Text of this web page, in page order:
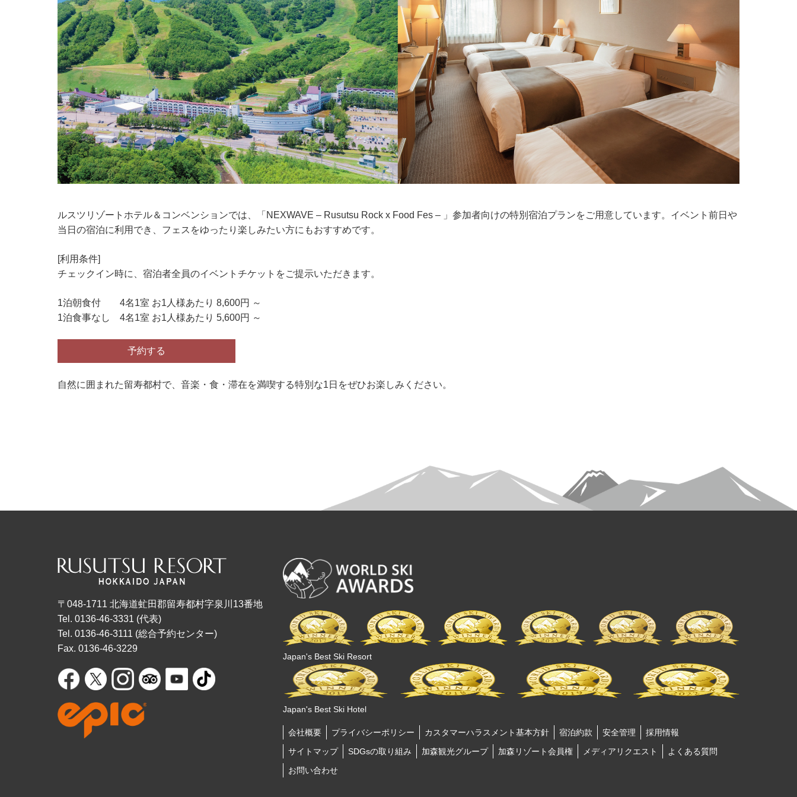
ルスツリゾートホテル＆コンベンションでは、「NEXWAVE – Rusutsu Rock x Food Fes – 」参加者向けの特別宿泊プランをご用意しています。イベント前日や
当日の宿泊に利用でき、フェスをゆったり楽しみたい方にもおすすめです。
[利用条件]
チェックイン時に、宿泊者全員のイベントチケットをご提示いただきます。
1泊朝食付 4名1室 お1人様あたり 8,600円 ～
1泊食事なし 4名1室 お1人様あたり 5,600円 ～
予約する
自然に囲まれた留寿都村で、音楽・食・滞在を満喫する特別な1日をぜひお楽しみください。
〒048-1711 北海道虻田郡留寿都村字泉川13番地
Tel. 0136-46-3331 (代表)
Tel. 0136-46-3111 (総合予約センター)
Fax. 0136-46-3229
Japan's Best Ski Resort
Japan's Best Ski Hotel
会社概要 プライバシーポリシー カスタマーハラスメント基本方針 宿泊約款 安全管理
採用情報
サイトマップ
SDGsの取り組み 加森観光グループ 加森リゾート会員権 メディアリクエスト
よくある質問
お問い合わせ